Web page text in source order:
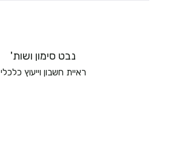
נבט סימון ושות'
ראיית חשבון וייעוץ כלכלי